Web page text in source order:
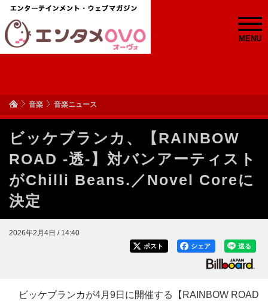
MENU
音楽 音楽ニュース
ビッケブランカ、【RAINBOW
ROAD -透-】対バンアーティスト
がChilli Beans.／Novel Coreに
決定
2026年2月4日 / 14:40
送る
シェア
ポスト
ビッケブランカが4月9日に開催する【RAINBOW ROAD